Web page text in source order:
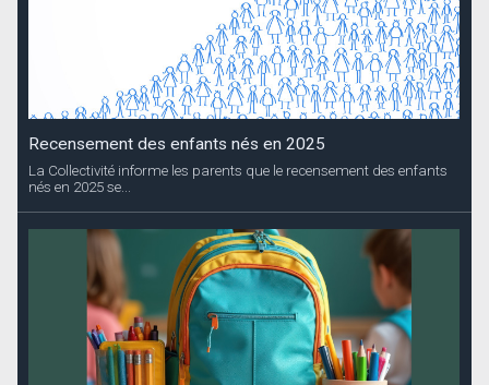
Recensement des enfants nés en 2025
La Collectivité informe les parents que le recensement des enfants
nés en 2025 se...